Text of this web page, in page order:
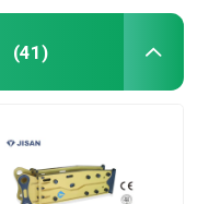
(41)